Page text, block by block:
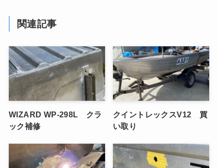
関連記事
WIZARD WP-298L クラ
ック補修
クイントレックスV12 買
い取り